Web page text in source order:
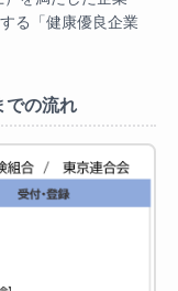
る「健康優良企業
での流れ